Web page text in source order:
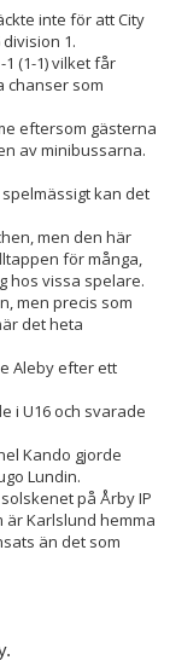
inte för att City
1.
(1-1) vilket får
chanser som
eftersom gästerna
av minibussarna.
kan det
men den här
för många,
hos vissa spelare.
men precis som
det heta
Aleby efter ett
i U16 och svarade
Kando gjorde
Lundin.
på Årby IP
är Karlslund hemma
än det som